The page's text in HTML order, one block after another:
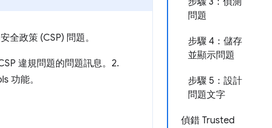
問題
步驟 4：儲存
並顯示問題
步驟 5：設計
問題文字
偵錯 Trusted
全政策 (CSP) 問題。
違規問題的問題訊息。2.
功能。